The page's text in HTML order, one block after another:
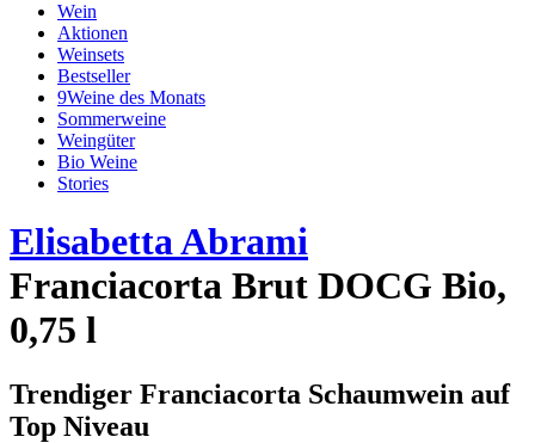
Wein
Aktionen
Weinsets
Bestseller
9Weine des Monats
Sommerweine
Weingüter
Bio Weine
Stories
Elisabetta Abrami
Franciacorta Brut DOCG Bio,
0,75 l
Trendiger Franciacorta Schaumwein auf
Top Niveau